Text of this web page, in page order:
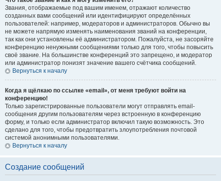
Звания, отображаемые под вашим именем, отражают количество
созданных вами сообщений или идентифицируют определённых
пользователей: например, модераторов и администраторов. Обычно вы
не можете напрямую изменять наименования званий на конференции,
так как они установлены её администратором. Пожалуйста, не засоряйте
конференцию ненужными сообщениями только для того, чтобы повысить
своё звание. На большинстве конференций это запрещено, и модератор
или администратор понизят значение вашего счётчика сообщений.
Вернуться к началу
Когда я щёлкаю по ссылке «email», от меня требуют войти на
конференцию!
Только зарегистрированные пользователи могут отправлять email-
сообщения другим пользователям через встроенную в конференцию
форму, и только если администратор включил такую возможность. Это
сделано для того, чтобы предотвратить злоупотребления почтовой
системой анонимными пользователями.
Вернуться к началу
Создание сообщений